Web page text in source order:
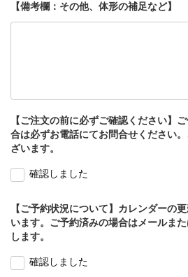
【備考欄：その他、体形の補足など】
【ご注文の前に必ずご確認ください】
合は必ずお電話にてお問合せください
ざいます。
確認しました
【ご予約状況について】カレンダーの
います。ご予約済みの場合はメールま
します。
確認しました